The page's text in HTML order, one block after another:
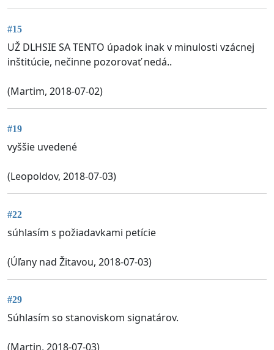
#15
UŽ DLHSIE SA TENTO úpadok inak v minulosti vzácnej
inštitúcie, nečinne pozorovať nedá..
(Martim, 2018-07-02)
#19
vyššie uvedené
(Leopoldov, 2018-07-03)
#22
súhlasím s požiadavkami petície
(Úľany nad Žitavou, 2018-07-03)
#29
Súhlasím so stanoviskom signatárov.
(Martin, 2018-07-03)